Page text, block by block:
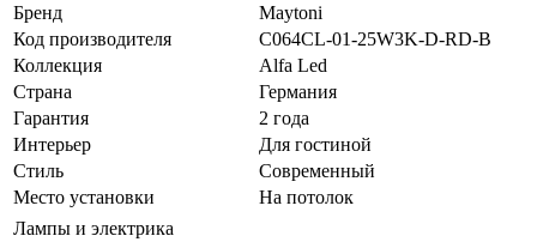
Бренд
Maytoni
Код производителя
C064CL-01-25W3K-D-RD-B
Коллекция
Alfa Led
Страна
Германия
Гарантия
2 года
Интерьер
Для гостиной
Стиль
Современный
Место установки
На потолок
Лампы и электрика